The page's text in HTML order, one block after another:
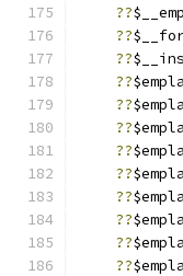
??
??
??
??
??
??
??
??
??
??
??
??